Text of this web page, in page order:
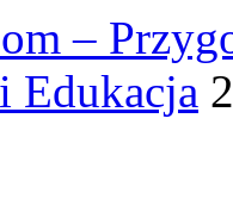
–
Edukacja